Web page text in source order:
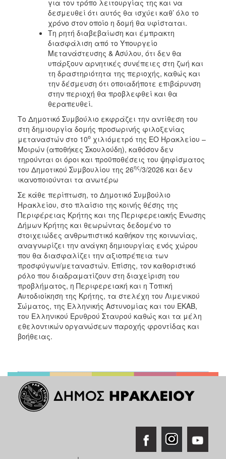
για τον τρόπο λειτουργίας της και να
δεσμευθεί ότι αυτός θα ισχύει καθ’ όλο το
χρόνο στον οποίο η δομή θα υφίσταται.
Τη ρητή διαβεβαίωση και έμπρακτη
διασφάλιση από το Υπουργείο
Μετανάστευσης & Ασύλου, ότι δεν θα
υπάρξουν αρνητικές συνέπειες στη ζωή και
τη δραστηριότητα της περιοχής, καθώς και
την δέσμευση ότι οποιαδήποτε επιβάρυνση
στην περιοχή θα προβλεφθεί και θα
θεραπευθεί.
Το Δημοτικό Συμβούλιο εκφράζει την αντίθεση του
στη δημιουργία δομής προσωρινής φιλοξενίας
μεταναστών στο 10ο χιλιόμετρό της ΕΟ Ηρακλείου –
Μοιρών (αποθήκες Σκουλούδη), καθόσον δεν
τηρούνται οι όροι και προϋποθέσεις του ψηφίσματος
του Δημοτικού Συμβουλίου της 26ης/3/2026 και δεν
ικανοποιούνται τα ανωτέρω
Σε κάθε περίπτωση, το Δημοτικό Συμβούλιο
Ηρακλείου, στο πλαίσιο της κοινής θέσης της
Περιφέρειας Κρήτης και της Περιφερειακής Ένωσης
Δήμων Κρήτης και θεωρώντας δεδομένο το
στοιχειώδες ανθρωπιστικό καθήκον της κοινωνίας,
αναγνωρίζει την ανάγκη δημιουργίας ενός χώρου
που θα διασφαλίζει την αξιοπρέπεια των
προσφύγων/μεταναστών. Επίσης, τον καθοριστικό
ρόλο που διαδραματίζουν στη διαχείριση του
προβλήματος, η Περιφερειακή και η Τοπική
Αυτοδιοίκηση της Κρήτης, τα στελέχη του Λιμενικού
Σώματος, της Ελληνικής Αστυνομίας και του ΕΚΑΒ,
του Ελληνικού Ερυθρού Σταυρού καθώς και τα μέλη
εθελοντικών οργανώσεων παροχής φροντίδας και
βοήθειας.